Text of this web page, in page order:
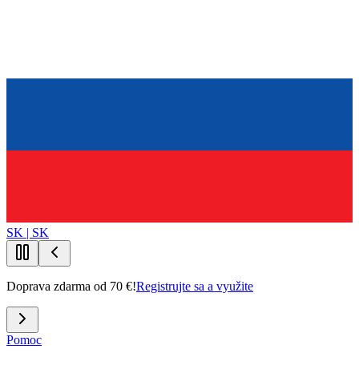
SK | SK
Doprava zdarma od 70 €!Registrujte sa a využite
Pomoc